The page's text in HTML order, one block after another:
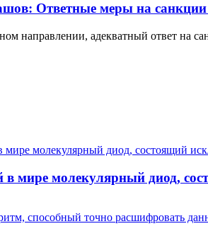
Ответные меры на
направлении, адекватный ответ на
в мире молекулярный диод,